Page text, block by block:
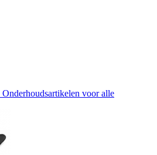
Onderhoudsartikelen voor alle